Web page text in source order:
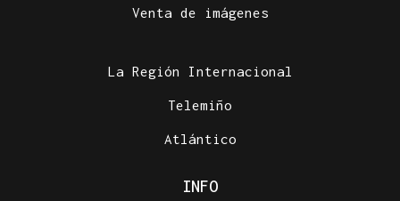
Venta de imágenes
La Región Internacional
Telemiño
Atlántico
INFO